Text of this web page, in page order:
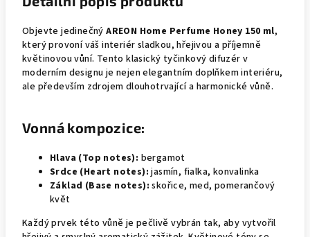
Objevte jedinečnýAREON Home Perfume Honey 150 ml,
který provoní váš interiér sladkou, hřejivou a příjemně
květinovou vůní. Tento klasický tyčinkový difuzér v
moderním designu je nejen elegantním doplňkem interiéru,
ale především zdrojem dlouhotrvající a harmonické vůně.
Vonná kompozice:
Hlava (Top notes): bergamot
Srdce (Heart notes):jasmín, fialka, konvalinka
Základ (Base notes): skořice, med, pomerančový
květ
Každý prvek této vůně je pečlivě vybrán tak, aby vytvořil